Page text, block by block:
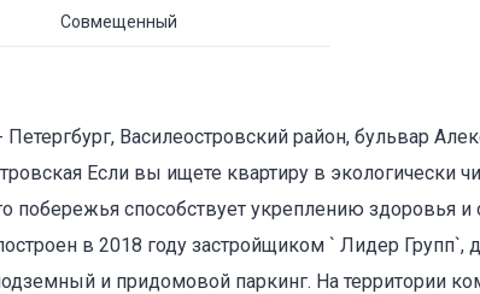
Совмещенный
Василеостровский район, бульвар
Если вы ищете квартиру в экологически
побережья способствует укреплению
в 2018 году застройщиком ` Лидер
и придомовой паркинг. На территории